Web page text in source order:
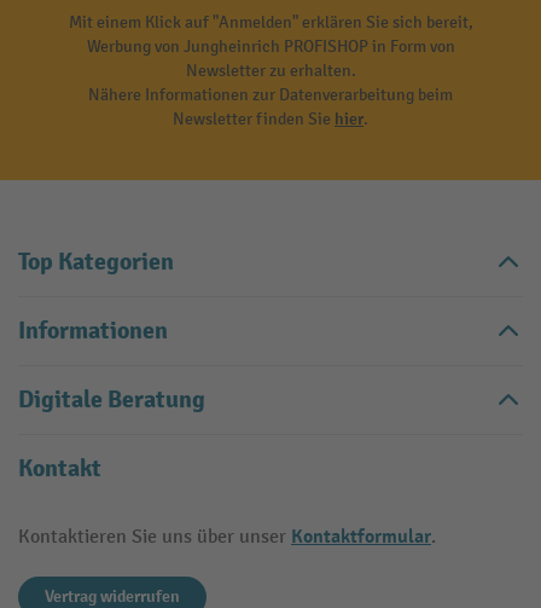
Mit einem Klick auf "Anmelden" erklären Sie sich bereit,
Werbung von Jungheinrich PROFISHOP in Form von
Newsletter zu erhalten.
Nähere Informationen zur Datenverarbeitung beim
Newsletter finden Sie hier.
Top Kategorien
Informationen
Digitale Beratung
Kontakt
Kontaktieren Sie uns über unser Kontaktformular.
Vertrag widerrufen